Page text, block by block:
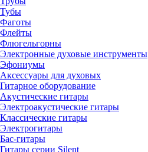
Тубы
Фаготы
Флейты
Флюгельгорны
Электронные духовые инструменты
Эфониумы
Аксессуары для духовых
Гитарное оборудование
Акустические гитары
Электроакустические гитары
Классические гитары
Электрогитары
Бас-гитары
Гитары серии Silent